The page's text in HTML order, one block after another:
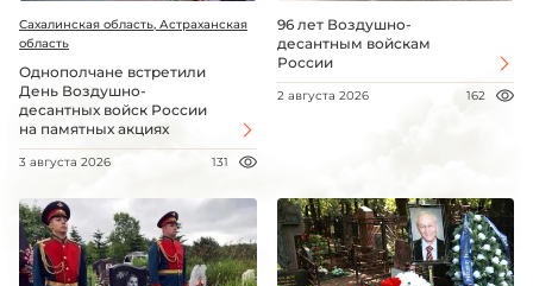
Сахалинская область, Астраханская
область
Однополчане встретили
День Воздушно-
десантных войск России
на памятных акциях
3 августа 2026 131
96 лет Воздушно-
десантным войскам
России
2 августа 2026 162